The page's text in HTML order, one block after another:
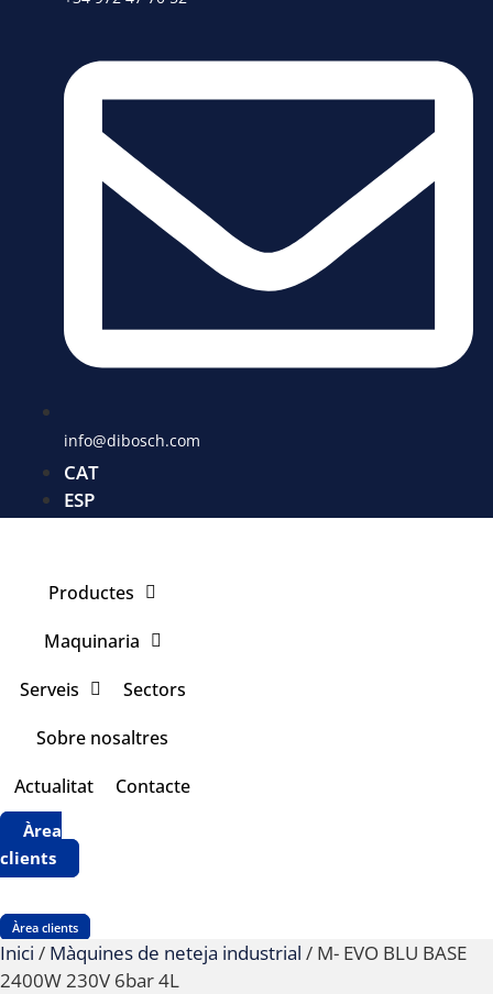
info@dibosch.com
CAT
ESP
Productes
Maquinaria
Serveis
Sectors
Sobre nosaltres
Actualitat
Contacte
Àrea
clients
Àrea clients
Inici / Màquines de neteja industrial / M- EVO BLU BASE
2400W 230V 6bar 4L